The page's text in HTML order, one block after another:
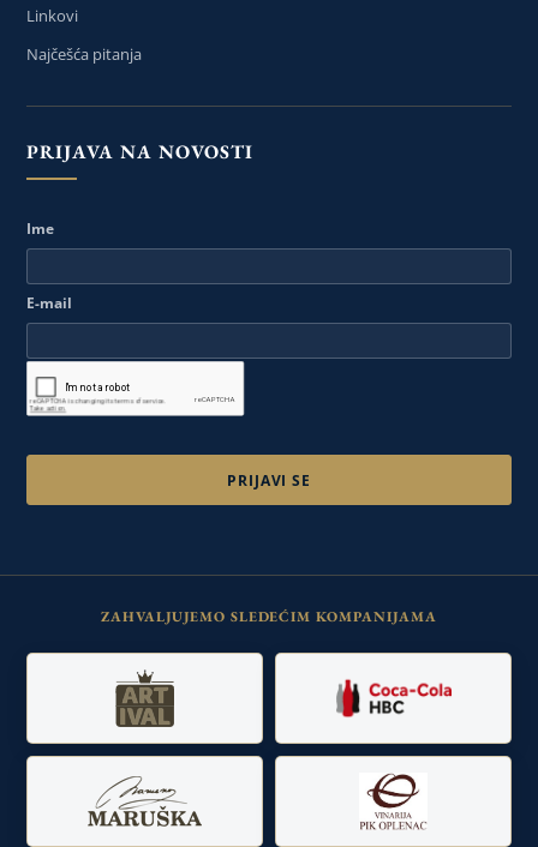
Linkovi
Najčešća pitanja
PRIJAVA NA NOVOSTI
Ime
E-mail
ZAHVALJUJEMO SLEDEĆIM KOMPANIJAMA